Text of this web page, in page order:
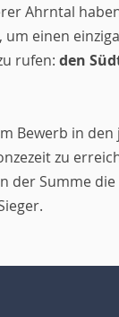
Ahrntal
um einen
rufen: den
Bewerb in den
zu
der Summe